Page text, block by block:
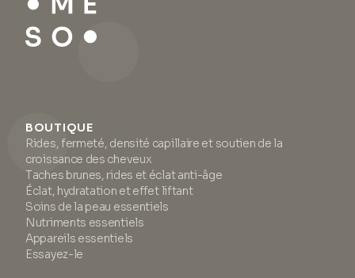
BOUTIQUE
Rides, fermeté, densité capillaire et soutien de la
croissance des cheveux
Taches brunes, rides et éclat anti-âge
Éclat, hydratation et effet liftant
Soins de la peau essentiels
Nutriments essentiels
Appareils essentiels
Essayez-le